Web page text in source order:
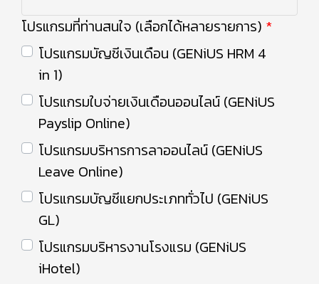
โปรแกรมที่ท่านสนใจ (เลือกได้หลายรายการ)
โปรแกรมบัญชีเงินเดือน (GENiUS HRM 4
in 1)
โปรแกรมใบจ่ายเงินเดือนออนไลน์ (GENiUS
Payslip Online)
โปรแกรมบริหารการลาออนไลน์ (GENiUS
Leave Online)
โปรแกรมบัญชีแยกประเภททั่วไป (GENiUS
GL)
โปรแกรมบริหารงานโรงแรม (GENiUS
iHotel)